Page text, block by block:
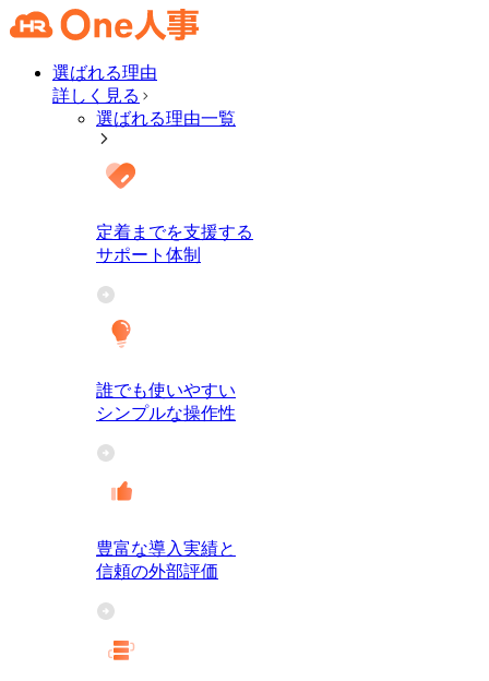
選ばれる理由
詳しく見る
選ばれる理由一覧
定着までを支援する
サポート体制
誰でも使いやすい
シンプルな操作性
豊富な導入実績と
信頼の外部評価